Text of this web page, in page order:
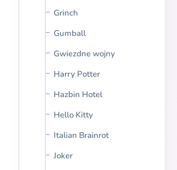
Grinch
Gumball
Gwiezdne wojny
Harry Potter
Hazbin Hotel
Hello Kitty
Italian Brainrot
Joker